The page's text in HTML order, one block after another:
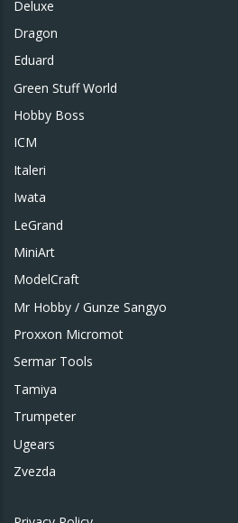
Deluxe
Dragon
Eduard
Green Stuff World
Hobby Boss
ICM
Italeri
Iwata
LeGrand
MiniArt
ModelCraft
Mr Hobby / Gunze Sangyo
Proxxon Micromot
Sermar Tools
Tamiya
Trumpeter
Ugears
Zvezda